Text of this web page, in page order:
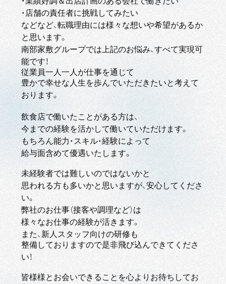
・店舗の責任者に挑戦してみたい
などなど、転職理由には様々な想いや希望があるか
と思います。
南部家敷グループでは上記のお悩み、すべて実現可
能です！
従業員一人一人が仕事を通じて
豊かで幸せな人生を歩んでいただきたいと考えて
おります。
飲食店で働いたことがある方は、
今までの経験を活かして働いていただけます。
もちろん能力・スキル・経験によって
給与面含めて優遇いたします。
未経験者では難しいのではないかと
思われる方も多いかと思いますが、安心してくださ
い。
弊社のお仕事（接客や調理など）は
様々なお仕事の経験が活きます。
また、新人スタッフ向けの研修も
整備しておりますので是非飛び込んできてくださ
い！
皆様様とお会いできることを心よりお待ちしてお